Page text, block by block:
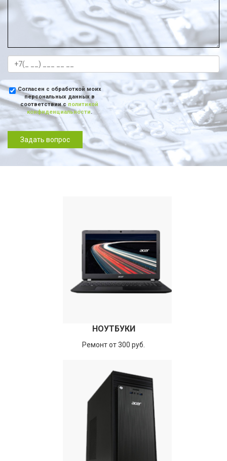
Согласен с обработкой моих
персональных данных в
соответствии с политикой
конфиденциальности.
Задать вопрос
НОУТБУКИ
Ремонт от 300 руб.